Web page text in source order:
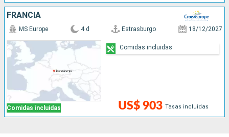
FRANCIA
Comidas incluidas
MS Europe 4 d Estrasburgo 18/12/2027
US$ 903 Tasas incluidas
Comidas incluidas